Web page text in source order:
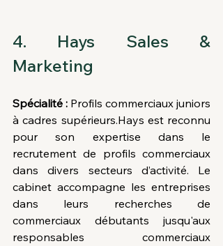
4. Hays Sales &
Marketing
Spécialité : Profils commerciaux juniors
à cadres supérieurs.Hays est reconnu
pour son expertise dans le
recrutement de profils commerciaux
dans divers secteurs d’activité. Le
cabinet accompagne les entreprises
dans leurs recherches de
commerciaux débutants jusqu'aux
responsables commerciaux